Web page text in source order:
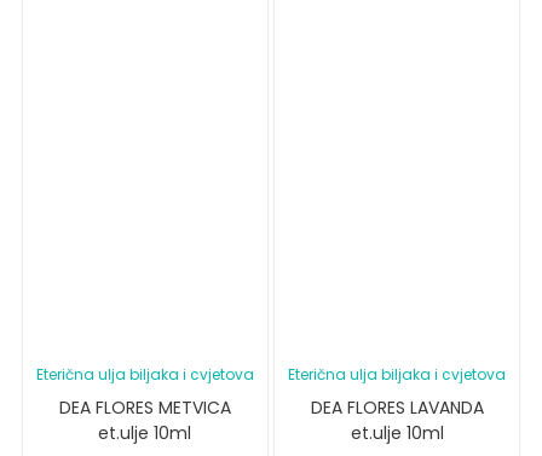
Eterična ulja biljaka i cvjetova
DEA FLORES METVICA
et.ulje 10ml
Eterična ulja biljaka i cvjetova
DEA FLORES LAVANDA
et.ulje 10ml